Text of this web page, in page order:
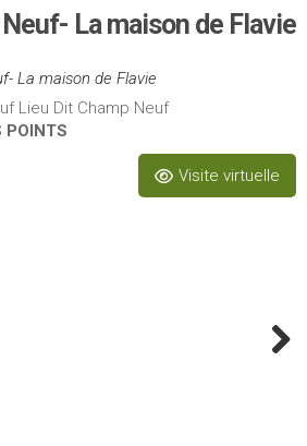
La maison de Flavie
La maison de Flavie
Lieu Dit Champ Neuf
POINTS
Visite virtuelle